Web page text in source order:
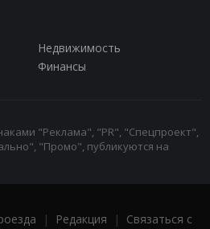
Недвижимость
Финансы
"Реклама", "PR", "Спецпроект",
"Промо", публикуются на
| Редакция | Связаться с